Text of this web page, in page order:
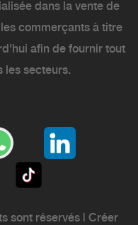
dans la vente de
commerçants à titre
afin de fournir tout
les secteurs.
sont réservés | Créer